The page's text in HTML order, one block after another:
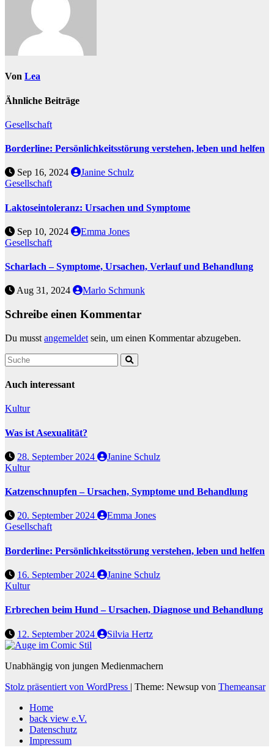
Von Lea
Ähnliche Beiträge
Gesellschaft
Borderline: Persönlichkeitsstörung verstehen, leben und helfen
Sep 16, 2024
Janine Schulz
Gesellschaft
Laktoseintoleranz: Ursachen und Symptome
Sep 10, 2024
Emma Jones
Gesellschaft
Scharlach – Symptome, Ursachen, Verlauf und Behandlung
Aug 31, 2024 Marlo Schmunk
Schreibe einen Kommentar
Du musst angemeldet sein, um einen Kommentar abzugeben.
Auch interessant
Kultur
Was ist Asexualität?
28. September 2024
Janine Schulz
Kultur
Katzenschnupfen – Ursachen, Symptome und Behandlung
20. September 2024
Emma Jones
Gesellschaft
Borderline: Persönlichkeitsstörung verstehen, leben und helfen
16. September 2024
Janine Schulz
Kultur
Erbrechen beim Hund – Ursachen, Diagnose und Behandlung
12. September 2024 Silvia Hertz
Unabhängig von jungen Medienmachern
Stolz präsentiert von WordPress | Theme: Newsup von Themeansar
Home
back view e.V.
Datenschutz
Impressum